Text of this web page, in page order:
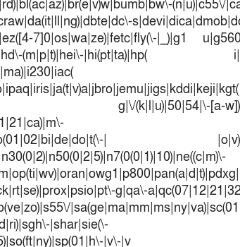
(n|u)|c55\/
7]0|os|wa|ze)|fetc|fly(\-|_)|g1
(m|p|t)|hei\-|hi(pt|ta)|hp(
g|\/(k|l|u)|50|54|\-[a-
|
g|qa\-
|shar|sie(\-
|v\-|v